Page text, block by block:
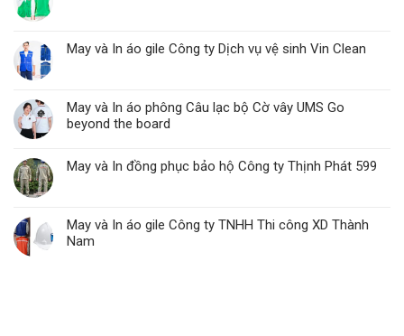
May và In áo gile Công ty Dịch vụ vệ sinh Vin Clean
May và In áo phông Câu lạc bộ Cờ vây UMS Go
beyond the board
May và In đồng phục bảo hộ Công ty Thịnh Phát 599
May và In áo gile Công ty TNHH Thi công XD Thành
Nam